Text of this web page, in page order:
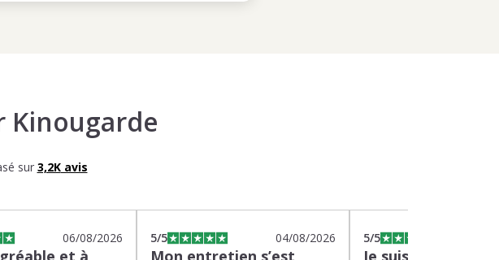
Kinougarde
sur 3,2Kavis
06/08/2026
et à
5/5 04/08/2026
Mon entretien s’est
5/5
Je suis très